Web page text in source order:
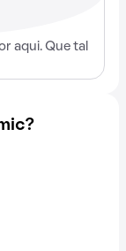
aqui. Que tal